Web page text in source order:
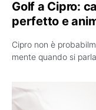
Golf a Cipro:
perfetto e
Cipro non è
mente quando si